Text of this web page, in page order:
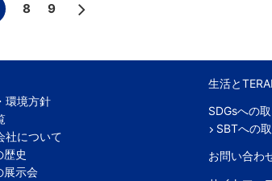
8 9
環境方針
社について
歴史
展示会
生活と
SDGsへの
SBTへの
お問い合わ